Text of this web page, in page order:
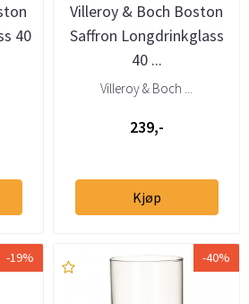
40
Villeroy & Boch Boston
Saffron Longdrinkglass
40 ...
Villeroy & Boch ...
239,-
Kjøp
-19% -40%